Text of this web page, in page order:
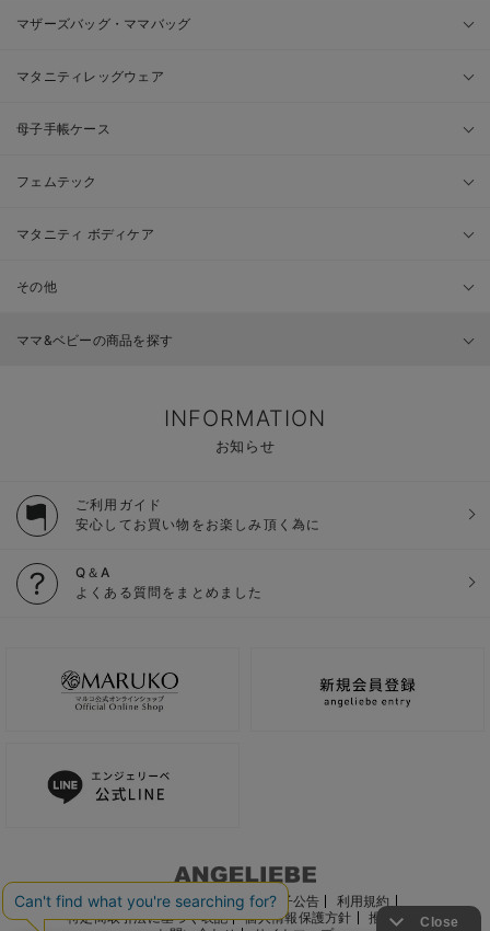
マザーズバッグ・ママバッグ
マタニティレッグウェア
母子手帳ケース
フェムテック
マタニティ ボディケア
その他
ママ&ベビーの商品を探す
INFORMATION
お知らせ
ご利用ガイド
安心してお買い物をお楽しみ頂く為に
Q＆A
よくある質問をまとめました
ご利用ガイド 会社概要 電子公告
利用規約
特定商取引法に基づく表記
個人情報保護方針
推奨環境